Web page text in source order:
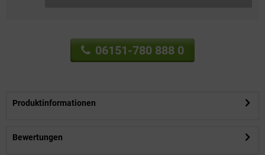
06151-780 888 0
Produktinformationen
Bewertungen